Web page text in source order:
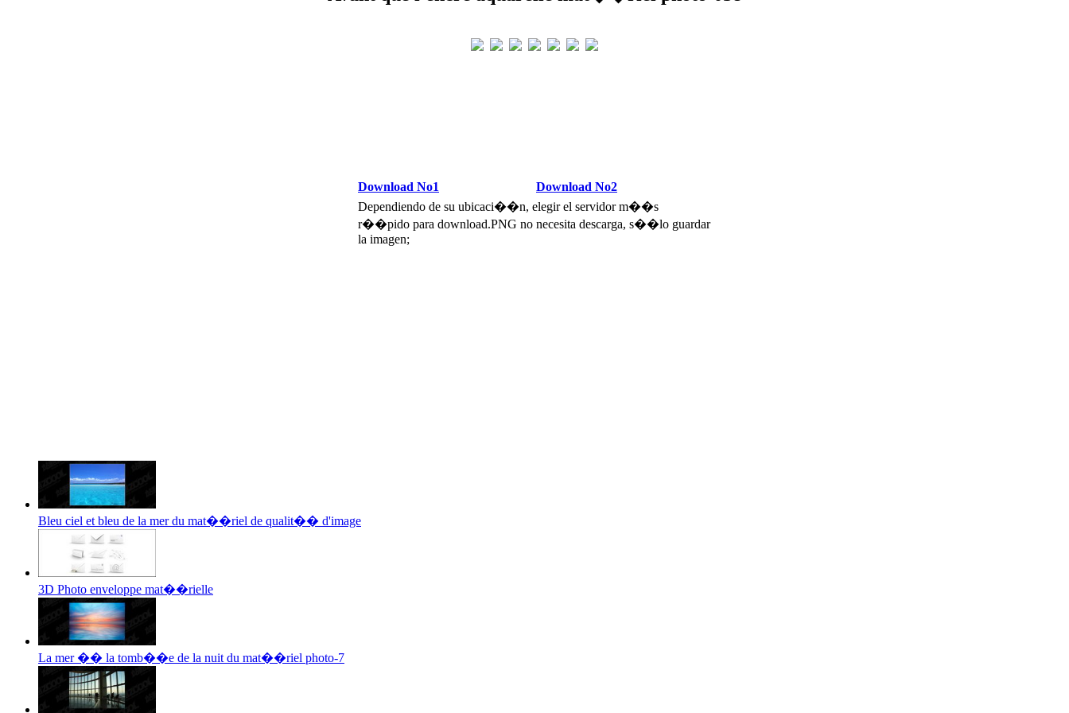
Download No1
Download No2
Dependiendo de su ubicaci��n, elegir el servidor m��s
r��pido para download.PNG no necesita descarga, s��lo guardar
la imagen;
Bleu ciel et bleu de la mer du mat��riel de qualit�� d'image
3D Photo enveloppe mat��rielle
La mer �� la tomb��e de la nuit du mat��riel photo-7